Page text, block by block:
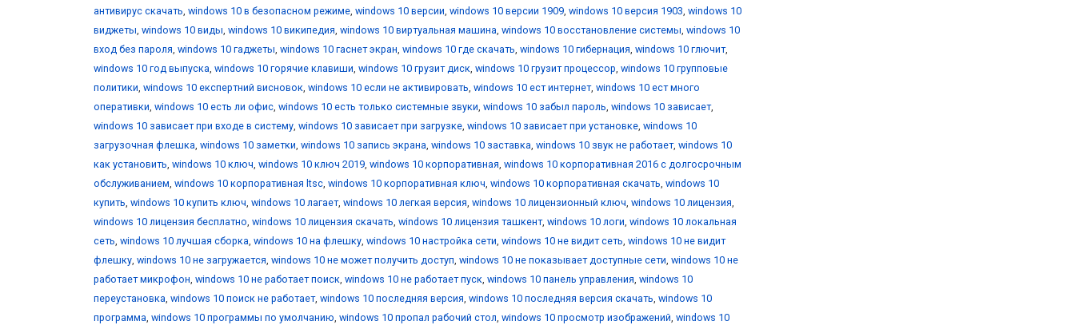
антивирус скачать, windows 10 в безопасном режиме, windows 10 версии, windows 10 версии 1909, windows 10 версия 1903, windows 10
виджеты, windows 10 виды, windows 10 википедия, windows 10 виртуальная машина, windows 10 восстановление системы, windows 10
вход без пароля, windows 10 гаджеты, windows 10 гаснет экран, windows 10 где скачать, windows 10 гибернация, windows 10 глючит,
windows 10 год выпуска, windows 10 горячие клавиши, windows 10 грузит диск, windows 10 грузит процессор, windows 10 групповые
политики, windows 10 експертний висновок, windows 10 если не активировать, windows 10 ест интернет, windows 10 ест много
оперативки, windows 10 есть ли офис, windows 10 есть только системные звуки, windows 10 забыл пароль, windows 10 зависает,
windows 10 зависает при входе в систему, windows 10 зависает при загрузке, windows 10 зависает при установке, windows 10
загрузочная флешка, windows 10 заметки, windows 10 запись экрана, windows 10 заставка, windows 10 звук не работает, windows 10
как установить, windows 10 ключ, windows 10 ключ 2019, windows 10 корпоративная, windows 10 корпоративная 2016 с долгосрочным
обслуживанием, windows 10 корпоративная ltsc, windows 10 корпоративная ключ, windows 10 корпоративная скачать, windows 10
купить, windows 10 купить ключ, windows 10 лагает, windows 10 легкая версия, windows 10 лицензионный ключ, windows 10 лицензия,
windows 10 лицензия бесплатно, windows 10 лицензия скачать, windows 10 лицензия ташкент, windows 10 логи, windows 10 локальная
сеть, windows 10 лучшая сборка, windows 10 на флешку, windows 10 настройка сети, windows 10 не видит сеть, windows 10 не видит
флешку, windows 10 не загружается, windows 10 не может получить доступ, windows 10 не показывает доступные сети, windows 10 не
работает микрофон, windows 10 не работает поиск, windows 10 не работает пуск, windows 10 панель управления, windows 10
переустановка, windows 10 поиск не работает, windows 10 последняя версия, windows 10 последняя версия скачать, windows 10
программа, windows 10 программы по умолчанию, windows 10 пропал рабочий стол, windows 10 просмотр изображений, windows 10